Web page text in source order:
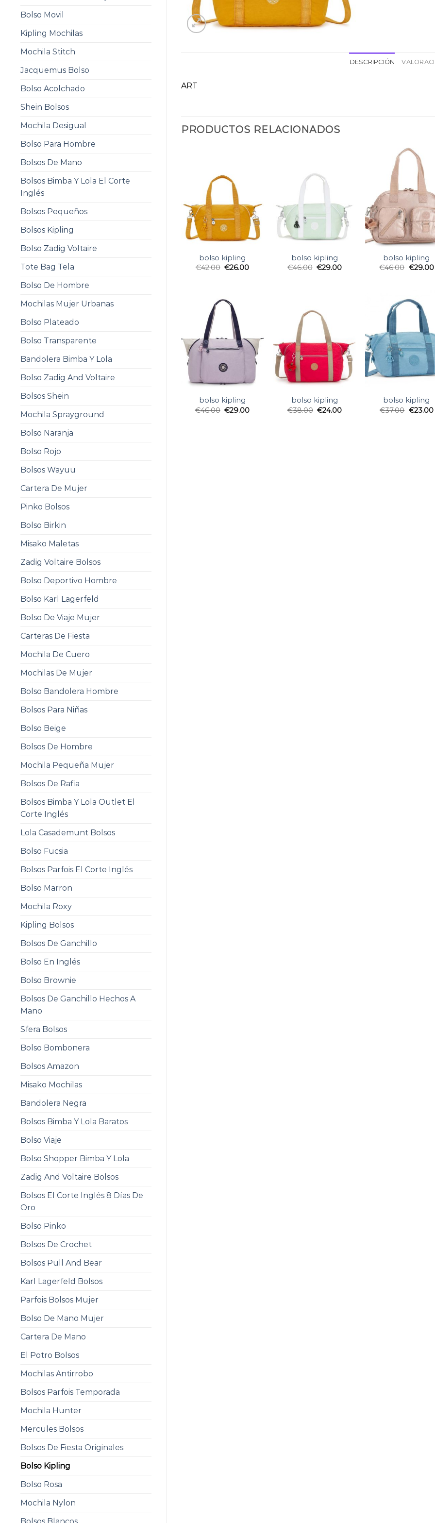
Bolso Movil
Kipling Mochilas
Mochila Stitch
Jacquemus Bolso
Bolso Acolchado
Shein Bolsos
Mochila Desigual
Bolso Para Hombre
Bolsos De Mano
Bolsos Bimba Y Lola El Corte
Inglés
Bolsos Pequeños
Bolsos Kipling
Bolso Zadig Voltaire
Tote Bag Tela
Bolso De Hombre
Mochilas Mujer Urbanas
Bolso Plateado
Bolso Transparente
Bandolera Bimba Y Lola
Bolso Zadig And Voltaire
Bolsos Shein
Mochila Sprayground
Bolso Naranja
Bolso Rojo
Bolsos Wayuu
Cartera De Mujer
Pinko Bolsos
Bolso Birkin
Misako Maletas
Zadig Voltaire Bolsos
Bolso Deportivo Hombre
Bolso Karl Lagerfeld
Bolso De Viaje Mujer
Carteras De Fiesta
Mochila De Cuero
Mochilas De Mujer
Bolso Bandolera Hombre
Bolsos Para Niñas
Bolso Beige
Bolsos De Hombre
Mochila Pequeña Mujer
Bolsos De Rafia
Bolsos Bimba Y Lola Outlet El
Corte Inglés
Lola Casademunt Bolsos
Bolso Fucsia
Bolsos Parfois El Corte Inglés
Bolso Marron
Mochila Roxy
Kipling Bolsos
Bolsos De Ganchillo
Bolso En Inglés
Bolso Brownie
Bolsos De Ganchillo Hechos A
Mano
Sfera Bolsos
Bolso Bombonera
Bolsos Amazon
Misako Mochilas
Bandolera Negra
Bolsos Bimba Y Lola Baratos
Bolso Viaje
Bolso Shopper Bimba Y Lola
Zadig And Voltaire Bolsos
Bolsos El Corte Inglés 8 Días De
Oro
Bolso Pinko
Bolsos De Crochet
Bolsos Pull And Bear
Karl Lagerfeld Bolsos
Parfois Bolsos Mujer
Bolso De Mano Mujer
Cartera De Mano
El Potro Bolsos
Mochilas Antirrobo
Bolsos Parfois Temporada
Mochila Hunter
Mercules Bolsos
Bolsos De Fiesta Originales
Bolso Kipling
Bolso Rosa
Mochila Nylon
DESCRIPCIÓN
ART
PRODUCTOS RELACIONADOS
bolso kipling
€42.00 €26.00
bolso kipling
€46.00 €29.00
bolso kipling
€46.00 €29.00
bolso kipling
€46.00 €29.00
bolso kipling
€38.00 €24.00
bolso kipling
€37.00 €23.00